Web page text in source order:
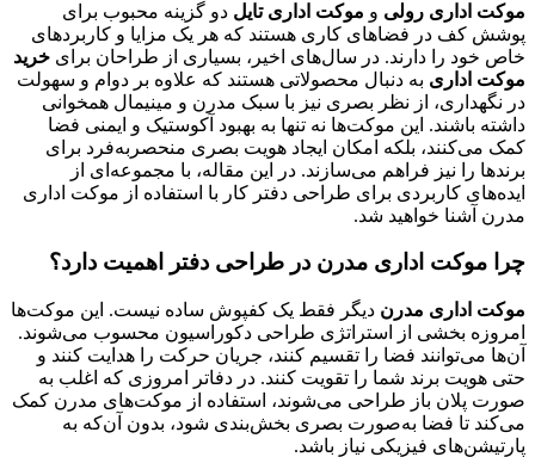
موکت اداری رولی و موکت اداری تایل دو گزینه محبوب برای
پوشش کف در فضاهای کاری هستند که هر یک مزایا و کاربردهای
خاص خود را دارند. در سال‌های اخیر، بسیاری از طراحان برای خرید
موکت اداری به دنبال محصولاتی هستند که علاوه بر دوام و سهولت
در نگهداری، از نظر بصری نیز با سبک مدرن و مینیمال همخوانی
داشته باشند. این موکت‌ها نه تنها به بهبود آکوستیک و ایمنی فضا
کمک می‌کنند، بلکه امکان ایجاد هویت بصری منحصربه‌فرد برای
برندها را نیز فراهم می‌سازند. در این مقاله، با مجموعه‌ای از
ایده‌های کاربردی برای طراحی دفتر کار با استفاده از موکت اداری
مدرن آشنا خواهید شد.
چرا موکت اداری مدرن در طراحی دفتر اهمیت دارد؟
موکت اداری مدرن دیگر فقط یک کفپوش ساده نیست. این موکت‌ها
امروزه بخشی از استراتژی طراحی دکوراسیون محسوب می‌شوند.
آن‌ها می‌توانند فضا را تقسیم کنند، جریان حرکت را هدایت کنند و
حتی هویت برند شما را تقویت کنند. در دفاتر امروزی که اغلب به
صورت پلان باز طراحی می‌شوند، استفاده از موکت‌های مدرن کمک
می‌کند تا فضا به‌صورت بصری بخش‌بندی شود، بدون آن‌که به
پارتیشن‌های فیزیکی نیاز باشد.